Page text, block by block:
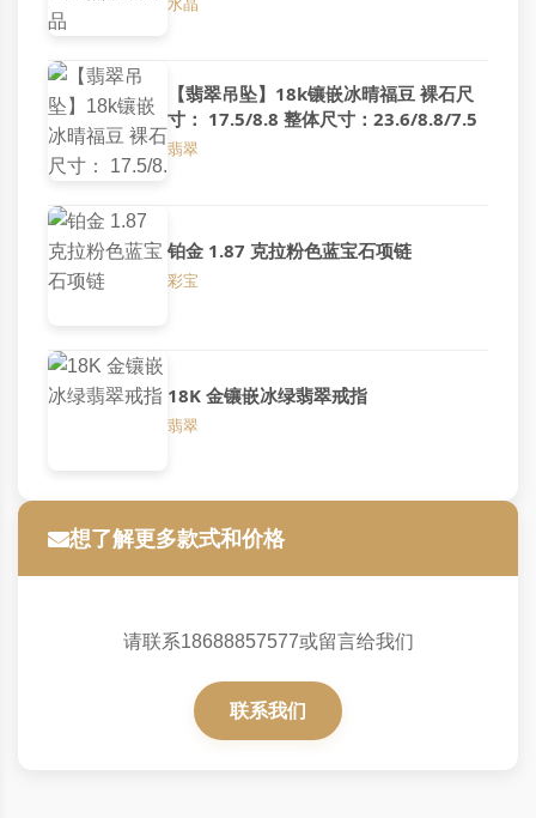
水晶
【翡翠吊坠】18k镶嵌冰晴福豆 裸石尺
寸： 17.5/8.8 整体尺寸：23.6/8.8/7.5
翡翠
铂金 1.87 克拉粉色蓝宝石项链
彩宝
18K 金镶嵌冰绿翡翠戒指
翡翠
想了解更多款式和价格
请联系18688857577或留言给我们
联系我们